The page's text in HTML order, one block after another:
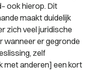
ook hierop. Dit
maakt duidelijk
zich veel juridische
wanneer er gegronde
zelf
met anderen] een kort